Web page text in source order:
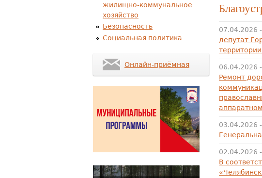
07.04.2026
депутат
06.04.2026
Ремонт
03.04.2026
02.04.2026
В
жилищно-коммунальное
хозяйство
Безопасность
Социальная политика
Онлайн-приёмная